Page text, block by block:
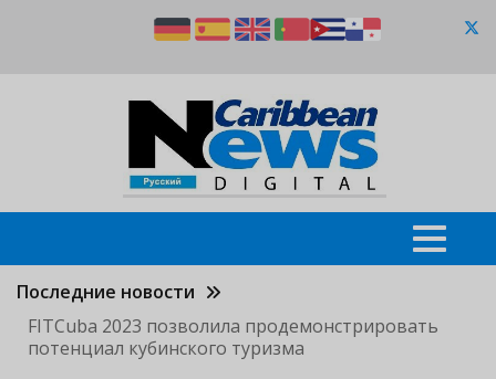
Последние новости
FITCuba 2023 позволила продемонстрировать
потенциал кубинского туризма